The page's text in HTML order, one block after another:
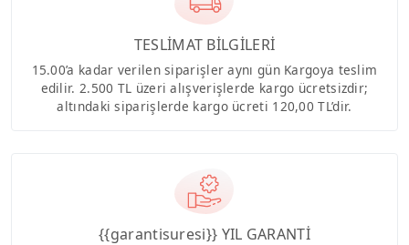
TESLİMAT BİLGİLERİ
15.00’a kadar verilen siparişler aynı gün Kargoya teslim
edilir. 2.500 TL üzeri alışverişlerde kargo ücretsizdir;
altındaki siparişlerde kargo ücreti 120,00 TL’dir.
{{garantisuresi}} YIL GARANTİ